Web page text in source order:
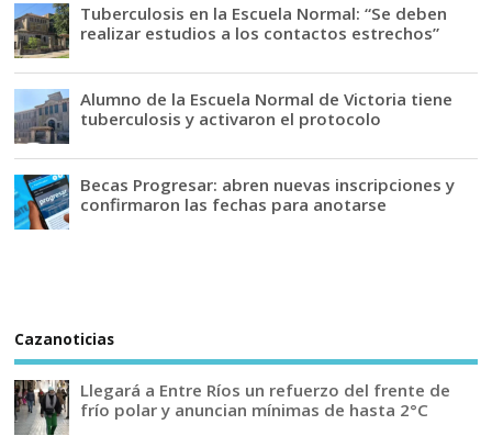
Tuberculosis en la Escuela Normal: “Se deben
realizar estudios a los contactos estrechos”
Alumno de la Escuela Normal de Victoria tiene
tuberculosis y activaron el protocolo
Becas Progresar: abren nuevas inscripciones y
confirmaron las fechas para anotarse
Cazanoticias
Llegará a Entre Ríos un refuerzo del frente de
frío polar y anuncian mínimas de hasta 2°C